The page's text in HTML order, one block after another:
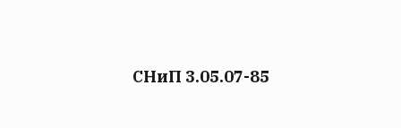
СНиП 3.05.07-85